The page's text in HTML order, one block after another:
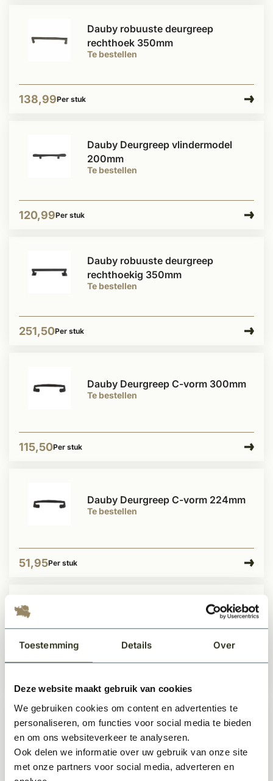
Toestemming Details Over
Deze website maakt gebruik van cookies
We gebruiken cookies om content en advertenties te
personaliseren, om functies voor social media te bieden
en om ons websiteverkeer te analyseren.
Ook delen we informatie over uw gebruik van onze site
met onze partners voor social media, adverteren en
Te bestellen
Dauby robuuste deurgreep
rechthoek 350mm
138,99Per stuk
Te bestellen
Dauby Deurgreep vlindermodel
200mm
120,99Per stuk
Te bestellen
Dauby robuuste deurgreep
rechthoekig 350mm
251,50Per stuk
Te bestellen
Dauby Deurgreep C-vorm 300mm
115,50Per stuk
Te bestellen
Dauby Deurgreep C-vorm 224mm
51,95Per stuk
Dauby Deurgreep afgeschuinde
Te bestellen
Dauby Deurgreep afgeschuinde
kant 230mm